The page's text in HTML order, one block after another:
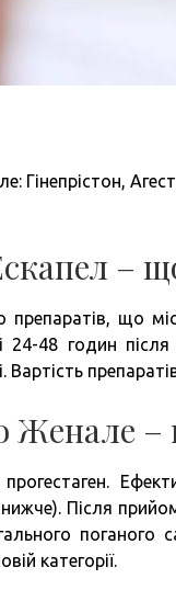
Гінепрістон,
–
препаратів, що
24-48 годин
Вартість
Женале
Після
поганого
категорії.